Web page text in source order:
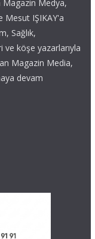
Magazin Medya,
Mesut IŞIKAY'a
Sağlık,
ve köşe yazarlarıyla
Magazin Media,
devam